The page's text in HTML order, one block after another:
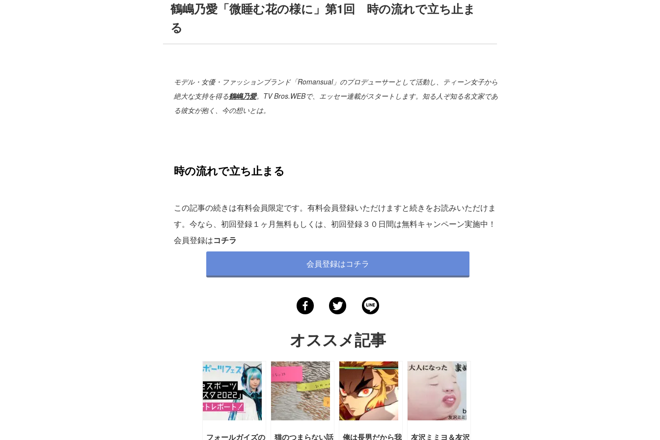
鶴嶋乃愛「微睡む花の様に」第1回 時の流れで立ち止ま
る
モデル・女優・ファッションブランド「Romansual」のプロデューサーとして活動し、ティーン女子から
絶大な支持を得る鶴嶋乃愛。TV Bros.WEBで、エッセー連載がスタートします。知る人ぞ知る名文家であ
る彼女が抱く、今の想いとは。
時の流れで立ち止まる
この記事の続きは有料会員限定です。有料会員登録いただけますと続きをお読みいただけま
す。今なら、初回登録１ヶ月無料もしくは、初回登録３０日間は無料キャンペーン実施中！
会員登録はコチラ
会員登録はコチラ
オススメ記事
フォールガイズの 猫のつまらない話 俺は長男だから我 友沢ミミヨ＆友沢